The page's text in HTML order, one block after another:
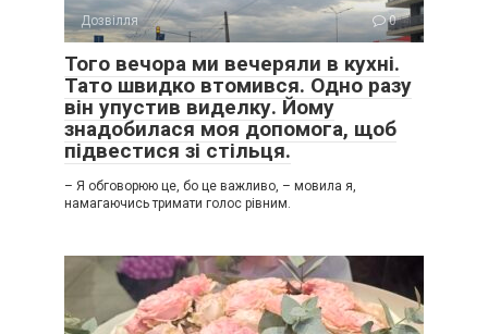
Дозвілля 0
Того вечора ми вечеряли в кухні.
Тато швидко втомився. Одно разу
він упустив виделку. Йому
знадобилася моя допомога, щоб
підвестися зі стільця.
– Я обговорюю це, бо це важливо, – мовила я,
намагаючись тримати голос рівним.